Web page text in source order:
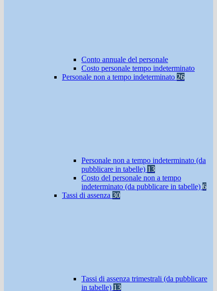
Conto annuale del personale
Costo personale tempo indeterminato
Personale non a tempo indeterminato 26
Personale non a tempo indeterminato (da
pubblicare in tabelle) 13
Costo del personale non a tempo
indeterminato (da pubblicare in tabelle) 6
Tassi di assenza 30
Tassi di assenza trimestrali (da pubblicare
in tabelle) 13